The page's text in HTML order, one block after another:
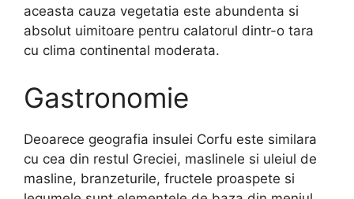
aceasta cauza vegetatia este abundenta si
absolut uimitoare pentru calatorul dintr-o tara
cu clima continental moderata.
Gastronomie
Deoarece geografia insulei Corfu este similara
cu cea din restul Greciei, maslinele si uleiul de
masline, branzeturile, fructele proaspete si